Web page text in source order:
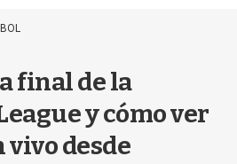
final de la
y cómo ver
desde